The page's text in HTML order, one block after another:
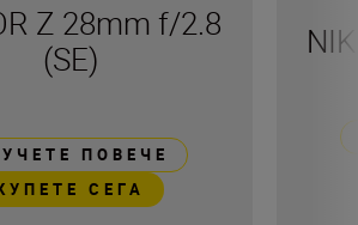
Z 28mm f/2.8
(SE)
ПОВЕЧЕ
СЕГА